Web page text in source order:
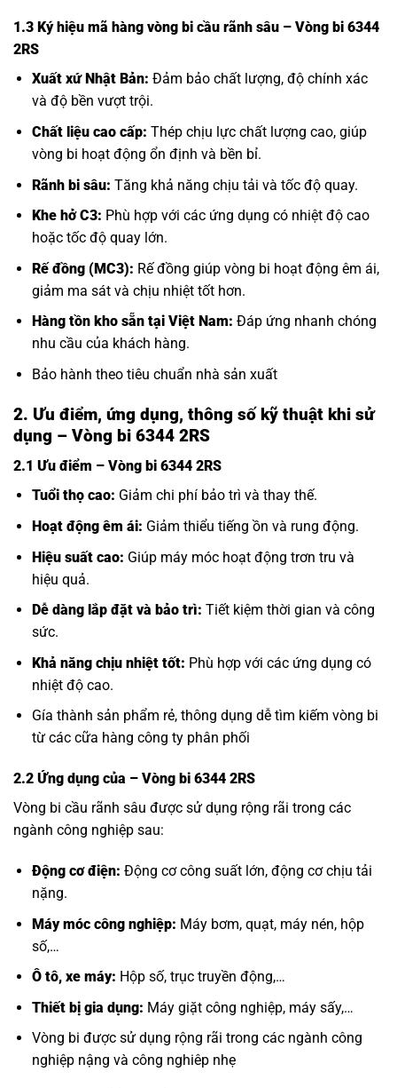
1.3 Ký hiệu mã hàng vòng bi cầu rãnh sâu – Vòng bi 6344
2RS
Xuất xứ Nhật Bản: Đảm bảo chất lượng, độ chính xác
và độ bền vượt trội.
Chất liệu cao cấp: Thép chịu lực chất lượng cao, giúp
vòng bi hoạt động ổn định và bền bỉ.
Rãnh bi sâu: Tăng khả năng chịu tải và tốc độ quay.
Khe hở C3: Phù hợp với các ứng dụng có nhiệt độ cao
hoặc tốc độ quay lớn.
Rế đồng (MC3): Rế đồng giúp vòng bi hoạt động êm ái,
giảm ma sát và chịu nhiệt tốt hơn.
Hàng tồn kho sẵn tại Việt Nam: Đáp ứng nhanh chóng
nhu cầu của khách hàng.
Bảo hành theo tiêu chuẩn nhà sản xuất
2. Ưu điểm, ứng dụng, thông số kỹ thuật khi sử
dụng – Vòng bi 6344 2RS
2.1 Ưu điểm – Vòng bi 6344 2RS
Tuổi thọ cao: Giảm chi phí bảo trì và thay thế.
Hoạt động êm ái: Giảm thiểu tiếng ồn và rung động.
Hiệu suất cao: Giúp máy móc hoạt động trơn tru và
hiệu quả.
Dễ dàng lắp đặt và bảo trì: Tiết kiệm thời gian và công
sức.
Khả năng chịu nhiệt tốt: Phù hợp với các ứng dụng có
nhiệt độ cao.
Gía thành sản phẩm rẻ, thông dụng dễ tìm kiếm vòng bi
từ các cữa hàng công ty phân phối
2.2 Ứng dụng của – Vòng bi 6344 2RS
Vòng bi cầu rãnh sâu được sử dụng rộng rãi trong các
ngành công nghiệp sau:
Động cơ điện: Động cơ công suất lớn, động cơ chịu tải
nặng.
Máy móc công nghiệp: Máy bơm, quạt, máy nén, hộp
số,…
Ô tô, xe máy: Hộp số, trục truyền động,…
Thiết bị gia dụng: Máy giặt công nghiệp, máy sấy,…
Vòng bi được sử dụng rộng rãi trong các ngành công
nghiệp nậng và công nghiêp nhẹ